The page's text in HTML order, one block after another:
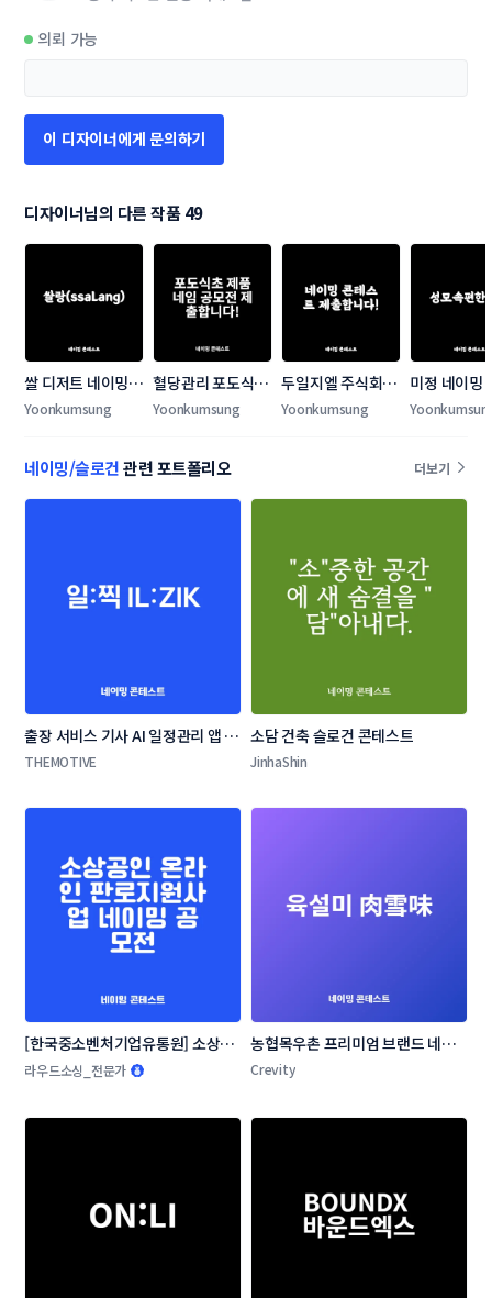
의뢰 가능
이 디자이너에게 문의하기
디자이너님의 다른 작품 49
쌀 디저트 네이밍
콘테스트 네이밍 콘
Yoonkumsung
혈당관리 포도식초
제품네임 공모전
Yoonkumsung
두일지엘 주식회사
네이밍 콘테스트
Yoonkumsung
미정 네이밍
트
네이밍/슬로건관련 포트폴리오 더보기
출장 서비스 기사 AI 일정관리 앱 네
이밍 콘테스트
THEMOTIVE
소담 건축 슬로건 콘테스트
JinhaShin
[한국중소벤처기업유통원] 소상공
인 온라인 판로지원사업 네이밍 공
라우드소싱_전문가
농협목우촌 프리미엄 브랜드 네이
밍 공모
Crevity